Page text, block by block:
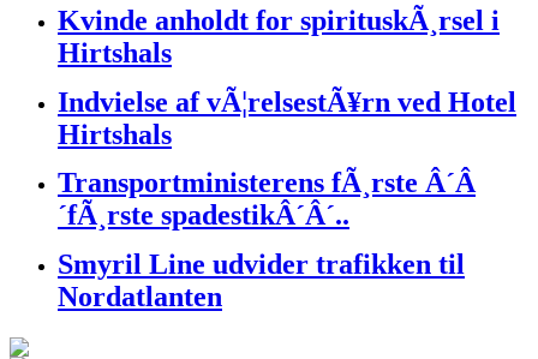
Kvinde anholdt for spirituskÃ¸rsel i
Hirtshals
Indvielse af vÃ¦relsestÃ¥rn ved Hotel
Hirtshals
Transportministerens fÃ¸rste Â´Â
´fÃ¸rste spadestikÂ´Â´..
Smyril Line udvider trafikken til
Nordatlanten